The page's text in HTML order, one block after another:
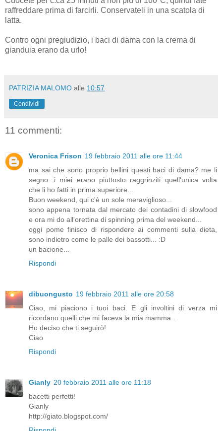
raffreddare prima di farcirli. Conservateli in una scatola di
latta.
Contro ogni pregiudizio, i baci di dama con la crema di
gianduia erano da urlo!
PATRIZIA MALOMO alle 10:57
Condividi
11 commenti:
Veronica Frison 19 febbraio 2011 alle ore 11:44
ma sai che sono proprio bellini questi baci di dama? me li
segno...i miei erano piuttosto raggrinziti quell'unica volta
che li ho fatti in prima superiore...
Buon weekend, qui c'è un sole meraviglioso...
sono appena tornata dal mercato dei contadini di slowfood
e ora mi do all'orettina di spinning prima del weekend...
oggi pome finisco di rispondere ai commenti sulla dieta,
sono indietro come le palle dei bassotti... :D
un bacione...
Rispondi
dibuongusto 19 febbraio 2011 alle ore 20:58
Ciao, mi piaciono i tuoi baci. E gli involtini di verza mi
ricordano quelli che mi faceva la mia mamma...
Ho deciso che ti seguirò!
Ciao
Rispondi
Gianly 20 febbraio 2011 alle ore 11:18
bacetti perfetti!
Gianly
http://giato.blogspot.com/